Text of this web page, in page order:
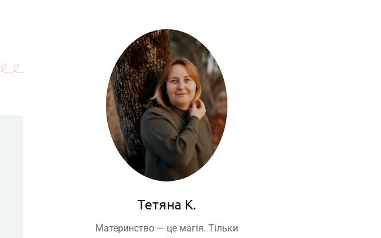
Тетяна К.
Материнство — це магія. Тільки